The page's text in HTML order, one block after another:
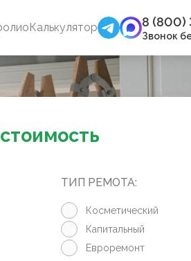
Калькулятор 8 (800)
Звонок
ТИП РЕМОТА:
Косметический
Капитальный
Евроремонт